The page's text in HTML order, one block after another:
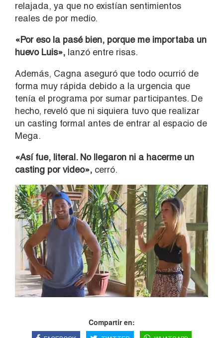
relajada, ya que no existían sentimientos
reales de por medio.
«Por eso la pasé bien, porque me importaba un
huevo Luis», lanzó entre risas.
Además, Cagna aseguró que todo ocurrió de
forma muy rápida debido a la urgencia que
tenía el programa por sumar participantes. De
hecho, reveló que ni siquiera tuvo que realizar
un casting formal antes de entrar al espacio de
Mega.
«Así fue, literal. No llegaron ni a hacerme un
casting por video», cerró.
Compartir en: